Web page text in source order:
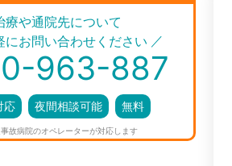
／
療や通院先について
にお問い合わせください
963-887
応 夜間相談可能 無料
故病院のオペレーターが対応します